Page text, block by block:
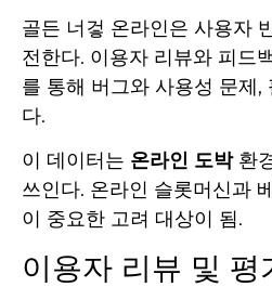
골든 너겋 온라인은 사용자
전한다. 이용자 리뷰와 피드
를 통해 버그와 사용성 문제,
다.
이 데이터는 온라인 도박환
쓰인다. 온라인 슬롯머신과
이 중요한 고려 대상이 됨.
이용자 리뷰 및 평